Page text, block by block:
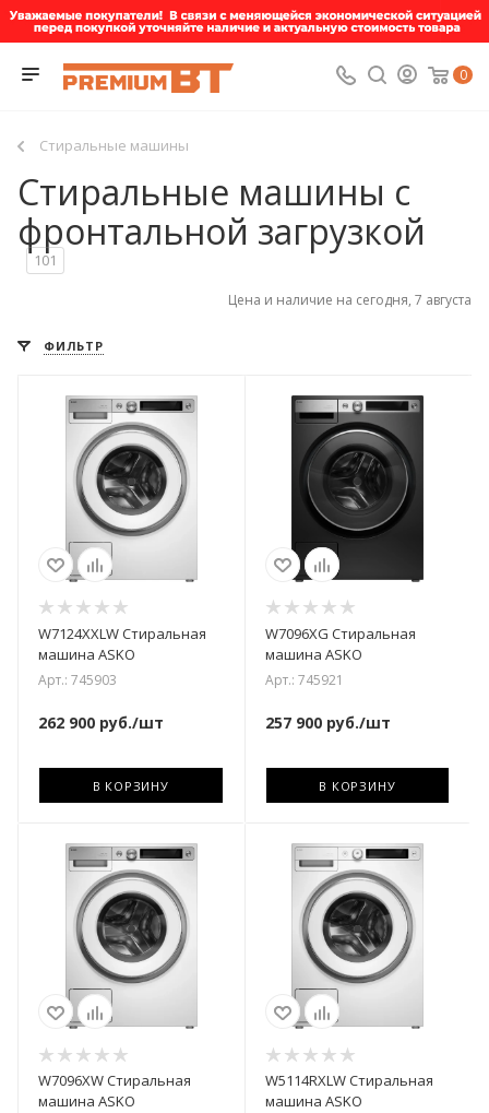
0
Стиральные машины
Стиральные машины с
фронтальной загрузкой
101
Цена и наличие на сегодня, 7 августа
ФИЛЬТР
W7124XXLW Стиральная
машина ASKO
Арт.: 745903
262 900 руб./шт
В КОРЗИНУ
W7096XG Стиральная
машина ASKO
Арт.: 745921
257 900руб./шт
В КОРЗИНУ
W7096XW Стиральная
машина ASKO
W5114RXLW Стиральная
машина ASKO